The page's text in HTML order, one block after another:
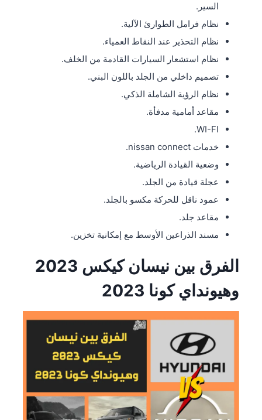
السير.
نظام فرامل الطوارئ الآلية.
نظام التحذير عند النقاط العمياء.
نظام استشعار السيارات القادمة من الخلف.
تصميم داخلي من الجلد باللون البني.
نظام الرؤية الشاملة الذكي.
مقاعد أمامية مدفأة.
WI-FI.
خدمات nissan connect.
وضعية القيادة الرياضية.
عجلة قيادة من الجلد.
عمود ناقل للحركة مكسو بالجلد.
مقاعد جلد.
مسند الذراعين الأوسط مع إمكانية تخزين.
الفرق بين نيسان كيكس 2023
وهيونداي كونا 2023